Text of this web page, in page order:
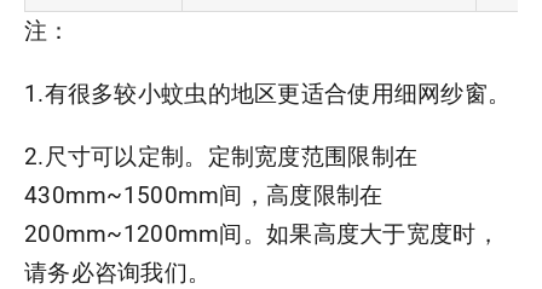
注：
1.有很多较小蚊虫的地区更适合使用细网纱窗。
2.尺寸可以定制。定制宽度范围限制在
430mm~1500mm间，高度限制在
200mm~1200mm间。如果高度大于宽度时，
请务必咨询我们。